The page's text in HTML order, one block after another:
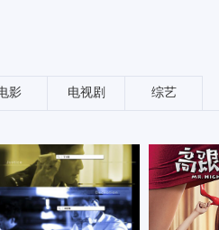
影 电视剧 综艺